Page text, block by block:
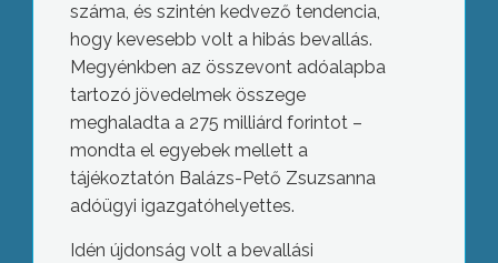
száma, és szintén kedvező tendencia,
hogy kevesebb volt a hibás bevallás.
Megyénkben az összevont adóalapba
tartozó jövedelmek összege
meghaladta a 275 milliárd forintot –
mondta el egyebek mellett a
tájékoztatón Balázs-Pető Zsuzsanna
adóügyi igazgatóhelyettes.
Idén újdonság volt a bevallási